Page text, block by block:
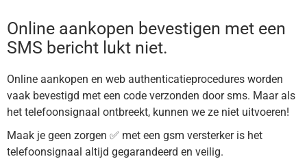
Online aankopen bevestigen met een
SMS bericht lukt niet.
Online aankopen en web authenticatieprocedures worden
vaak bevestigd met een code verzonden door sms. Maar als
het telefoonsignaal ontbreekt, kunnen we ze niet uitvoeren!
Maak je geen zorgen ✅ met een gsm versterker is het
telefoonsignaal altijd gegarandeerd en veilig.